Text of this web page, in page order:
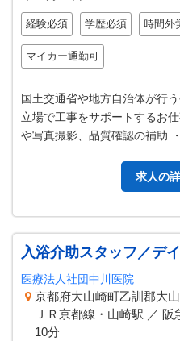
経験必須 学歴必須 時間外
マイカー通勤可
国土交通省や地方自治体が行
立場で工事をサポートするお
や写真撮影、品質確認の補助
求人の
入浴介助スタッフ／デ
医療法人社団中川医院
京都府大山崎町乙訓郡大
ＪＲ京都線・山崎駅 ／
10分